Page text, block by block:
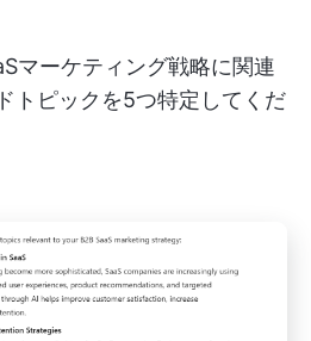
マーケティング戦略に関連
トピックを5つ特定してくだ